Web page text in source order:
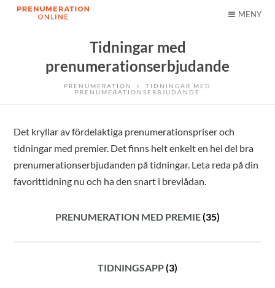
MENY
Tidningar med
prenumerationserbjudande
PRENUMERATION
TIDNINGAR MED
PRENUMERATIONSERBJUDANDE
Det kryllar av fördelaktiga prenumerationspriser och
tidningar med premier. Det finns helt enkelt en hel del bra
prenumerationserbjudanden på tidningar. Leta reda på din
favorittidning nu och ha den snart i brevlådan.
PRENUMERATION MED PREMIE(35)
TIDNINGSAPP(3)